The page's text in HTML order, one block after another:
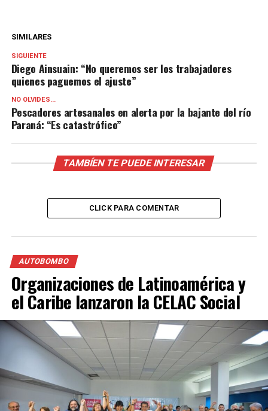
SIMILARES
SIGUIENTE
Diego Ainsuain: “No queremos ser los trabajadores
quienes paguemos el ajuste”
NO OLVIDES...
Pescadores artesanales en alerta por la bajante del río
Paraná: “Es catastrófico”
TAMBÍEN TE PUEDE INTERESAR
CLICK PARA COMENTAR
AUTOBOMBO
Organizaciones de Latinoamérica y
el Caribe lanzaron la CELAC Social